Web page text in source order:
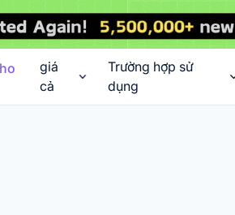
giá
cả
Trường hợp sử
dụng